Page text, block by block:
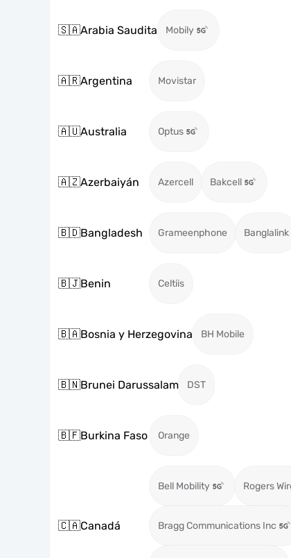
🇸🇦Arabia Saudita Mobily
🇦🇷Argentina Movistar
🇦🇺Australia Optus
🇦🇿Azerbaiyán Azercell Bakcell
🇧🇩Bangladesh Grameenphone Banglalink
🇧🇯Benin Celtiis
🇧🇦Bosnia y Herzegovina BH Mobile
🇧🇳Brunei Darussalam DST
🇧🇫Burkina Faso Orange
🇨🇦Canadá
Bell Mobility Rogers
Bragg Communications Inc